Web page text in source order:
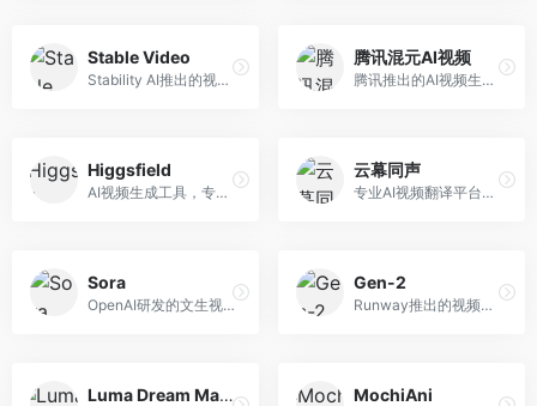
Stable Video
Stability AI推出的视频生成模型，开源可部署。面向开发者和专业创作者，支持视频生成、视频编辑等功能，开源生态完善，定制化程度高。
腾讯混元AI视频
腾讯推出的AI视频生成工具，基于混元大模型。面向腾讯生态用户和内容创作者，支持文生视频、视频编辑等功能，与腾讯产品生态深度整合。
Higgsfield
AI视频生成工具，专注于高质量视频内容创作。面向视频创作者和营销人员，支持文生视频、视频编辑等功能，视频效果逼真，适合商业应用。
云幕同声
专业AI视频翻译平台，支持视频多语言配音和字幕生成。面向跨境电商和内容出海从业者，提供视频翻译、配音、字幕生成等服务，多语言支持完善。
Sora
OpenAI研发的文生视频大模型，可根据文字描述生成长达60秒的高清视频。面向影视创作者、广告从业者和内容生产者，视频连贯性强，物理世界理解准确，代表了AI视频生成的最高水平。
Gen-2
Runway推出的视频生成模型，专注于文生视频和视频风格转换。面向影视制作人和创意工作者，支持文本到视频、图像到视频等多种生成模式，视频质量专业级。
Luma Dream Machine MochiAni